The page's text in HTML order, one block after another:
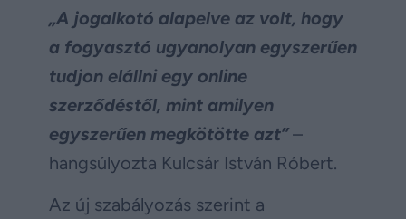
„A jogalkotó alapelve az volt, hogy
a fogyasztó ugyanolyan egyszerűen
tudjon elállni egy online
szerződéstől, mint amilyen
egyszerűen megkötötte azt”–
hangsúlyozta Kulcsár István Róbert.
Az új szabályozás szerint a